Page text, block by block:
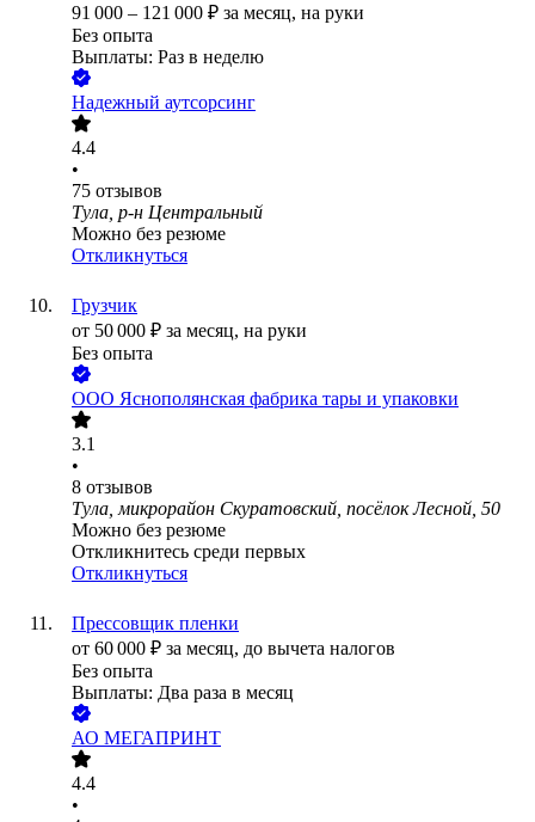
91 000 – 121 000 ₽ за месяц, на руки
Без опыта
Выплаты: Раз в неделю
Надежный аутсорсинг
4.4
•
75 отзывов
Тула, р-н Центральный
Можно без резюме
Откликнуться
Грузчик
от 50 000 ₽ за месяц, на руки
Без опыта
ООО Яснополянская фабрика тары и упаковки
3.1
•
8 отзывов
Тула, микрорайон Скуратовский, посёлок Лесной, 50
Можно без резюме
Откликнитесь среди первых
Откликнуться
Прессовщик пленки
от 60 000 ₽ за месяц, до вычета налогов
Без опыта
Выплаты: Два раза в месяц
АО МЕГАПРИНТ
4.4
•